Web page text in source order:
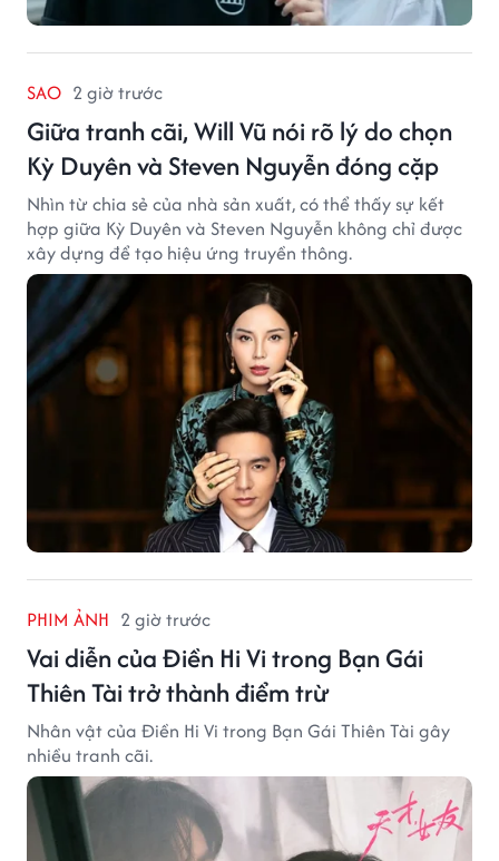
SAO 2 giờ trước
Giữa tranh cãi, Will Vũ nói rõ lý do chọn
Kỳ Duyên và Steven Nguyễn đóng cặp
Nhìn từ chia sẻ của nhà sản xuất, có thể thấy sự kết
hợp giữa Kỳ Duyên và Steven Nguyễn không chỉ được
xây dựng để tạo hiệu ứng truyền thông.
PHIM ẢNH 2 giờ trước
Vai diễn của Điền Hi Vi trong Bạn Gái
Thiên Tài trở thành điểm trừ
Nhân vật của Điền Hi Vi trong Bạn Gái Thiên Tài gây
nhiều tranh cãi.